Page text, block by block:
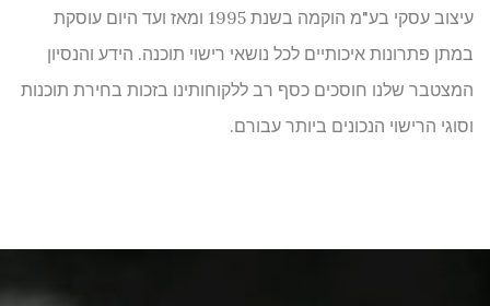
עיצוב עסקי בע"מ הוקמה בשנת 1995 ומאז ועד היום עוסקת
במתן פתרונות איכותיים לכל נושאי רישוי תוכנה. הידע והנסיון
המצטבר שלנו חוסכים כסף רב ללקוחותינו בזכות בחירת תוכנות
וסוגי הרישוי הנכונים ביותר עבורם.